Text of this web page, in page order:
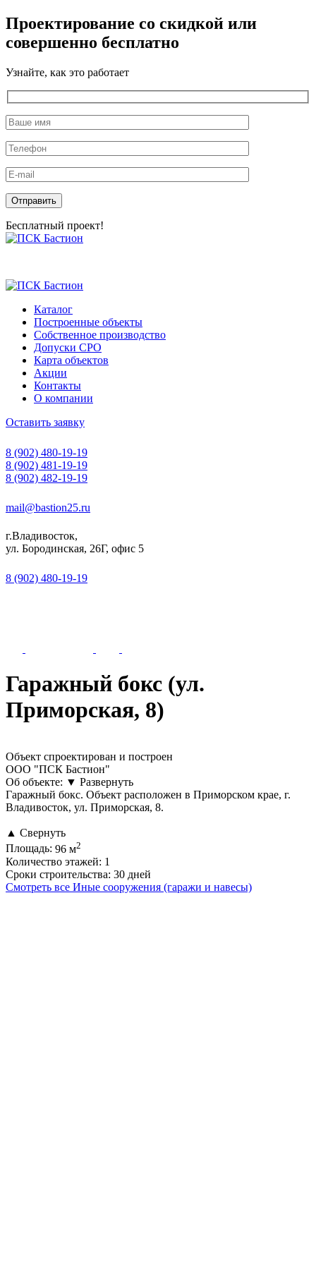
Проектирование со скидкой или
совершенно бесплатно
Узнайте, как это работает
Оставьте это поле пустым.
Бесплатный проект!
Skip
Каталог
Построенные объекты
Собственное производство
Допуски СРО
Карта объектов
Акции
Контакты
О компании
Оставить заявку
8 (902) 480-19-19
8 (902) 481-19-19
8 (902) 482-19-19
mail@bastion25.ru
г.Владивосток,
ул. Бородинская, 26Г, офис 5
8 (902) 480-19-19
Гаражный бокс (ул.
Приморская, 8)
Объект спроектирован и построен
ООО "ПСК Бастион"
Об объекте: ▼ Развернуть
Гаражный бокс. Объект расположен в Приморском крае, г.
Владивосток, ул. Приморская, 8.
▲ Свернуть
Площадь: 96 м2
Количество этажей: 1
Сроки строительства: 30 дней
Смотреть все Иные сооружения (гаражи и навесы)